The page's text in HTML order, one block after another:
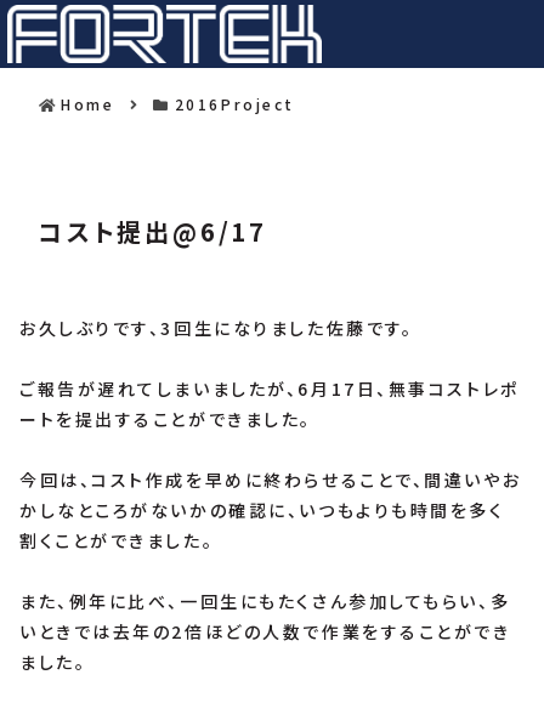
Home 2016Project
コスト提出@6/17
お久しぶりです、3回生になりました佐藤です。
ご報告が遅れてしまいましたが、6月17日、無事コストレポ
ートを提出することができました。
今回は、コスト作成を早めに終わらせることで、間違いやお
かしなところがないかの確認に、いつもよりも時間を多く
割くことができました。
また、例年に比べ、一回生にもたくさん参加してもらい、多
いときでは去年の2倍ほどの人数で作業をすることができ
ました。